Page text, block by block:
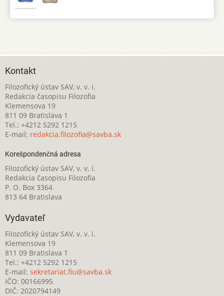
Kontakt
Filozofický ústav SAV, v. v. i.
Redakcia časopisu Filozofia
Klemensova 19
811 09 Bratislava 1
Tel.: +4212 5292 1215
E-mail: redakcia.filozofia@savba.sk
Korešpondenčná adresa
Filozofický ústav SAV, v. v. i.
Redakcia časopisu Filozofia
P. O. Box 3364
813 64 Bratislava
Vydavateľ
Filozofický ústav SAV, v. v. i.
Klemensova 19
811 09 Bratislava 1
Tel.: +4212 5292 1215
E-mail: sekretariat.fiu@savba.sk
IČO: 00166995
DIČ: 2020794149